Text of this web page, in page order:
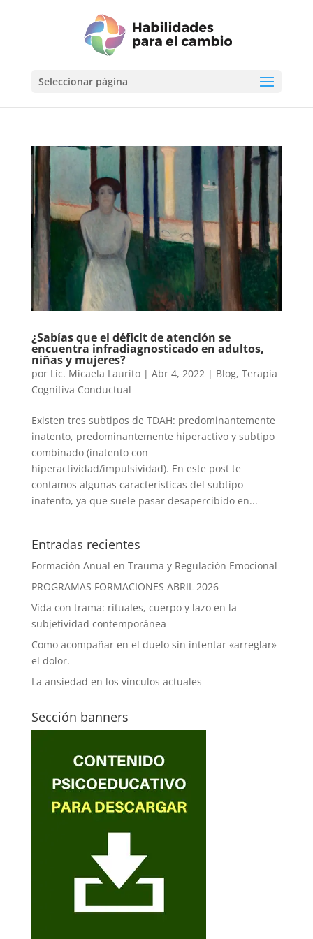
Seleccionar página
¿Sabías que el déficit de atención se
encuentra infradiagnosticado en adultos,
niñas y mujeres?
por Lic. Micaela Laurito| Abr 4, 2022| Blog, Terapia
Cognitiva Conductual
Existen tres subtipos de TDAH: predominantemente
inatento, predominantemente hiperactivo y subtipo
combinado (inatento con
hiperactividad/impulsividad). En este post te
contamos algunas características del subtipo
inatento, ya que suele pasar desapercibido en...
Entradas recientes
Formación Anual en Trauma y Regulación Emocional
PROGRAMAS FORMACIONES ABRIL 2026
Vida con trama: rituales, cuerpo y lazo en la
subjetividad contemporánea
Como acompañar en el duelo sin intentar «arreglar»
el dolor.
La ansiedad en los vínculos actuales
Sección banners